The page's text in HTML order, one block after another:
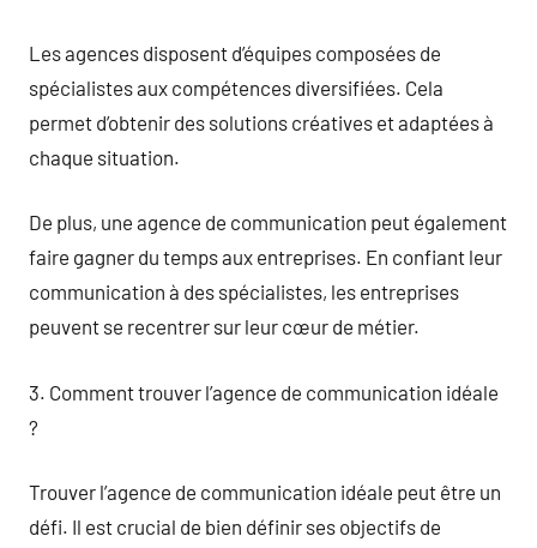
Les agences disposent d’équipes composées de
spécialistes aux compétences diversifiées. Cela
permet d’obtenir des solutions créatives et adaptées à
chaque situation.
De plus, une agence de communication peut également
faire gagner du temps aux entreprises. En confiant leur
communication à des spécialistes, les entreprises
peuvent se recentrer sur leur cœur de métier.
3. Comment trouver l’agence de communication idéale
?
Trouver l’agence de communication idéale peut être un
défi. Il est crucial de bien définir ses objectifs de